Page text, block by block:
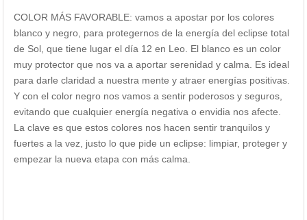
COLOR MÁS FAVORABLE: vamos a apostar por los colores
blanco y negro, para protegernos de la energía del eclipse total
de Sol, que tiene lugar el día 12 en Leo. El blanco es un color
muy protector que nos va a aportar serenidad y calma. Es ideal
para darle claridad a nuestra mente y atraer energías positivas.
Y con el color negro nos vamos a sentir poderosos y seguros,
evitando que cualquier energía negativa o envidia nos afecte.
La clave es que estos colores nos hacen sentir tranquilos y
fuertes a la vez, justo lo que pide un eclipse: limpiar, proteger y
empezar la nueva etapa con más calma.